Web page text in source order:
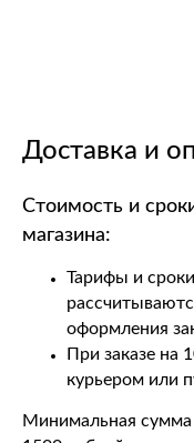
Доставка и
Стоимость и
магазина:
Тарифы и
оформления
При заказе на
курьером или
Минимальная сумма